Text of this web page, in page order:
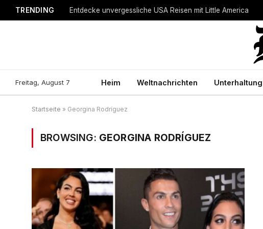
TRENDING Entdecke unvergessliche USA Reisen mit Little America
Freitag, August 7 Heim Weltnachrichten Unterhaltung
Startseite » Georgina Rodríguez
BROWSING: GEORGINA RODRÍGUEZ